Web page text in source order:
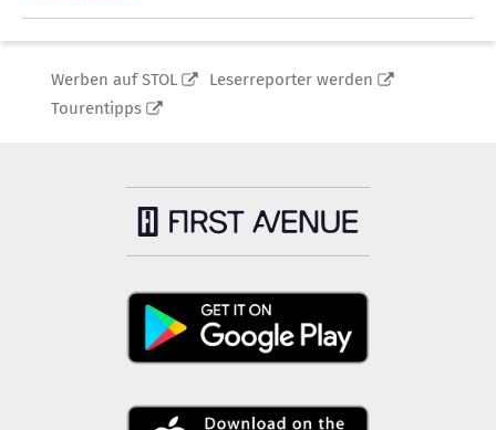
Werben auf STOL
Leserreporter werden
Tourentipps